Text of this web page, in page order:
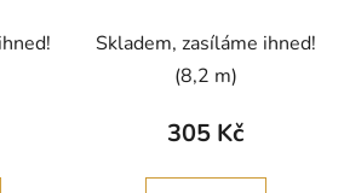
Skladem, zasíláme ihned!
(8,2 m)
305 Kč